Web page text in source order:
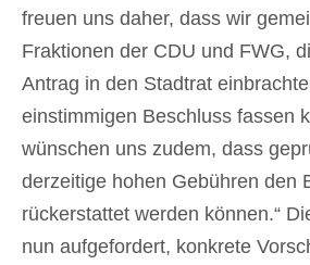
freuen uns daher, dass wir
Fraktionen der CDU und FWG,
Antrag in den Stadtrat
einstimmigen Beschluss fassen
wünschen uns zudem, dass
derzeitige hohen Gebühren den
rückerstattet werden können.“
nun aufgefordert, konkrete